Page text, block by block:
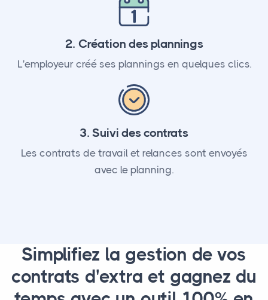
2. Création des plannings
L'employeur créé ses plannings en quelques clics.
3. Suivi des contrats
Les contrats de travail et relances sont envoyés
avec le planning.
Simplifiez la gestion de vos
contrats d'extra et gagnez du